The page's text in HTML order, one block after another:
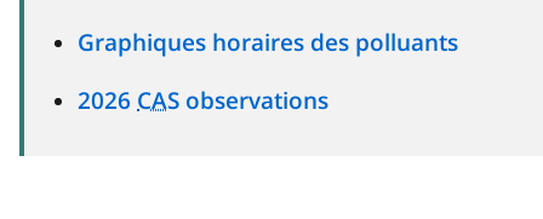
Graphiques horaires des polluants
2026 CAS observations